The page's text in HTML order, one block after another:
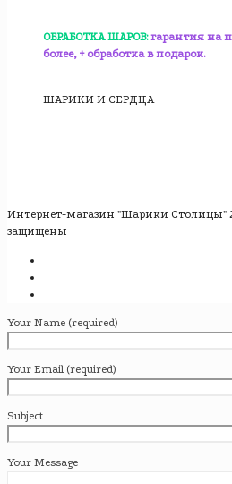
ОБРАБОТКА ШАРОВ: гарантия на
более, + обработка в подарок.
ШАРИКИ И СЕРДЦА
Интернет-магазин "Шарики Столицы"
защищены
Your Name (required)
Your Email (required)
Subject
Your Message